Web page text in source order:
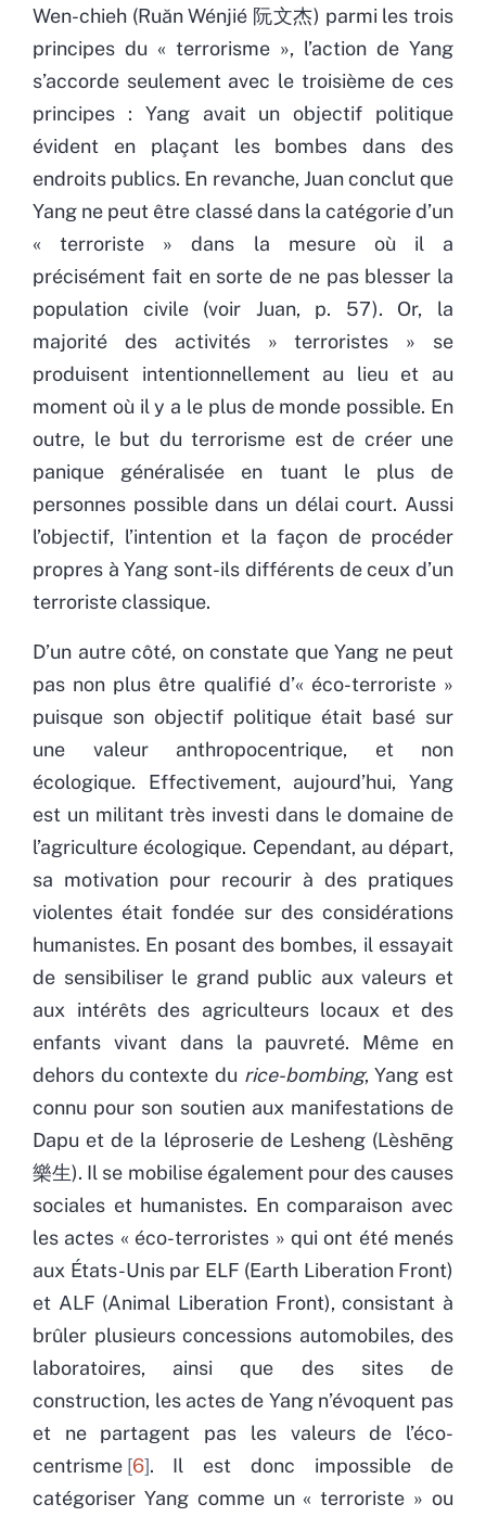
Wen-chieh (Ruăn Wénjié 阮文杰) parmi les trois
principes du « terrorisme », l’action de Yang
s’accorde seulement avec le troisième de ces
principes : Yang avait un objectif politique
évident en plaçant les bombes dans des
endroits publics. En revanche, Juan conclut que
Yang ne peut être classé dans la catégorie d’un
« terroriste » dans la mesure où il a
précisément fait en sorte de ne pas blesser la
population civile (voir Juan, p. 57). Or, la
majorité des activités » terroristes » se
produisent intentionnellement au lieu et au
moment où il y a le plus de monde possible. En
outre, le but du terrorisme est de créer une
panique généralisée en tuant le plus de
personnes possible dans un délai court. Aussi
l’objectif, l’intention et la façon de procéder
propres à Yang sont-ils différents de ceux d’un
terroriste classique.
D’un autre côté, on constate que Yang ne peut
pas non plus être qualifié d’« éco-terroriste »
puisque son objectif politique était basé sur
une valeur anthropocentrique, et non
écologique. Effectivement, aujourd’hui, Yang
est un militant très investi dans le domaine de
l’agriculture écologique. Cependant, au départ,
sa motivation pour recourir à des pratiques
violentes était fondée sur des considérations
humanistes. En posant des bombes, il essayait
de sensibiliser le grand public aux valeurs et
aux intérêts des agriculteurs locaux et des
enfants vivant dans la pauvreté. Même en
dehors du contexte du rice-bombing, Yang est
connu pour son soutien aux manifestations de
Dapu et de la léproserie de Lesheng (Lèshēng
樂生). Il se mobilise également pour des causes
sociales et humanistes. En comparaison avec
les actes « éco-terroristes » qui ont été menés
aux États-Unis par ELF (Earth Liberation Front)
et ALF (Animal Liberation Front), consistant à
brûler plusieurs concessions automobiles, des
laboratoires, ainsi que des sites de
construction, les actes de Yang n’évoquent pas
et ne partagent pas les valeurs de l’éco-
centrisme 6 . Il est donc impossible de
catégoriser Yang comme un « terroriste » ou